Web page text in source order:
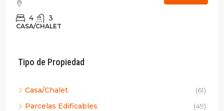
4 3
CASA/CHALET
Tipo de Propiedad
Casa/Chalet
(61)
Parcelas Edificables
(49)